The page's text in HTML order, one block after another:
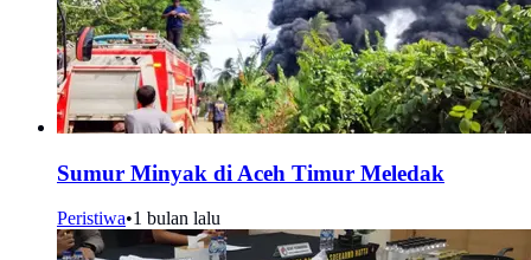
Sumur Minyak di Aceh Timur Meledak
Peristiwa•1 bulan lalu